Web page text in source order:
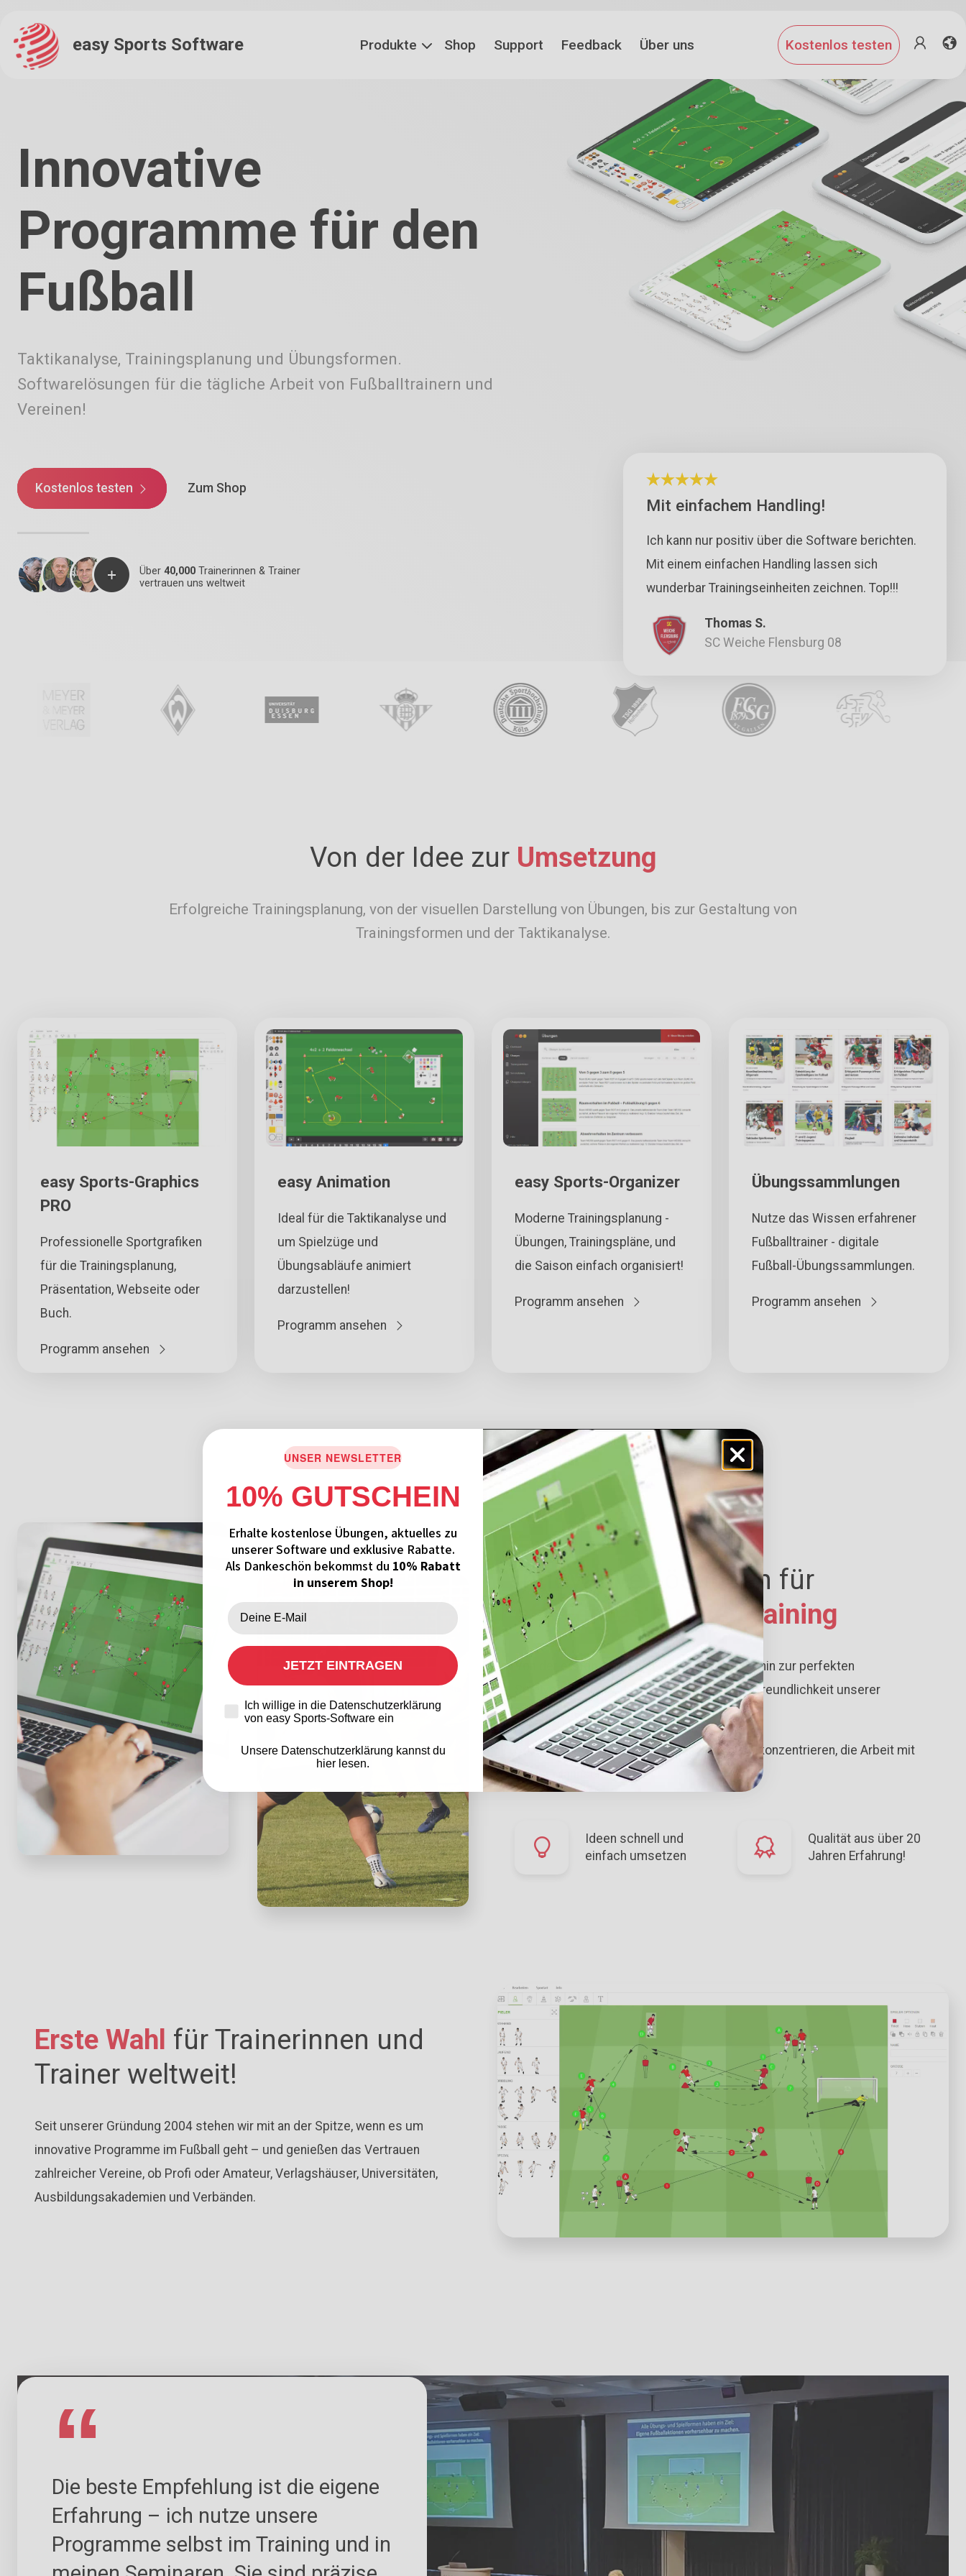
easy Sports Software Produkte Shop Support Feedback Über uns Kostenlos testen
Innovative
Programme für den
Fußball
Taktikanalyse, Trainingsplanung und Übungsformen.
Softwarelösungen für die tägliche Arbeit von Fußballtrainern und
Vereinen!
Kostenlos testen Zum Shop
Über 40,000 Trainerinnen & Trainer
vertrauen uns weltweit
Mit einfachem Handling!
Ich kann nur positiv über die Software berichten.
Mit einem einfachen Handling lassen sich
wunderbar Trainingseinheiten zeichnen. Top!!!
Thomas S.
SC Weiche Flensburg 08
Von der Idee zur Umsetzung
Erfolgreiche Trainingsplanung, von der visuellen Darstellung von Übungen, bis zur Gestaltung von
Trainingsformen und der Taktikanalyse.
easy Sports-Graphics
PRO
Professionelle Sportgrafiken
für die Trainingsplanung,
Präsentation, Webseite oder
Buch.
Programm ansehen
easy Animation
Ideal für die Taktikanalyse und
um Spielzüge und
Übungsabläufe animiert
darzustellen!
Programm ansehen
easy Sports-Organizer
Moderne Trainingsplanung -
Übungen, Trainingspläne, und
die Saison einfach organisiert!
Programm ansehen
Übungssammlungen
Nutze das Wissen erfahrener
Fußballtrainer - digitale
Fußball-Übungssammlungen.
Programm ansehen
Innovative Lösungen für
effizientes Fußballtraining
Von der ersten Idee einer Trainingsform bis hin zur perfekten
Spielvorbereitung, durch die hohe Benutzerfreundlichkeit unserer
Programme erzielst Du schnell Resultate.
So kannst Du dich auf das wirklich wichtige konzentrieren, die Arbeit mit
deiner Mannschaft!
Ideen schnell und
einfach umsetzen
Qualität aus über 20
Jahren Erfahrung!
Erste Wahl für Trainerinnen und
Trainer weltweit!
Seit unserer Gründung 2004 stehen wir mit an der Spitze, wenn es um
innovative Programme im Fußball geht – und genießen das Vertrauen
zahlreicher Vereine, ob Profi oder Amateur, Verlagshäuser, Universitäten,
Ausbildungsakademien und Verbänden.
Die beste Empfehlung ist die eigene
Erfahrung – ich nutze unsere
Programme selbst im Training und in
UNSER NEWSLETTER
10% GUTSCHEIN
Erhalte kostenlose Übungen, aktuelles zu
unserer Software und exklusive Rabatte.
Als Dankeschön bekommst du 10% Rabatt
in unserem Shop!
JETZT EINTRAGEN
Datenschutz
Ich willige in die Datenschutzerklärung
von easy Sports-Software ein
Unsere Datenschutzerklärung kannst du
hier lesen.